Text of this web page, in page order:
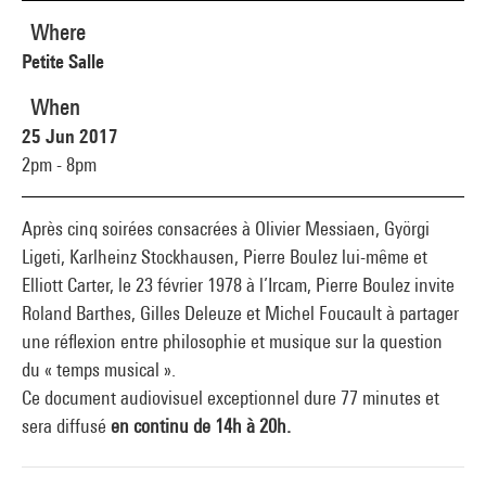
Après cinq soirées consacrées à Olivier Messiaen, Györgi
Ligeti, Karlheinz Stockhausen, Pierre Boulez lui-même et
Elliott Carter, le 23 février 1978 à l’Ircam, Pierre Boulez invite
Roland Barthes, Gilles Deleuze et Michel Foucault à partager
une réflexion entre philosophie et musique sur la question
du « temps musical ».
Ce document audiovisuel exceptionnel dure 77 minutes et
sera diffusé en continu de 14h à 20h.
Where
Petite Salle
When
25 Jun 2017
2pm - 8pm